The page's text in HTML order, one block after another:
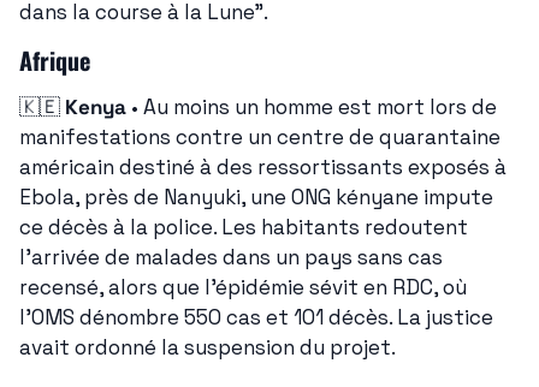
dans la course à la Lune".
Afrique
🇰🇪 Kenya • Au moins un homme est mort lors de
manifestations contre un centre de quarantaine
américain destiné à des ressortissants exposés à
Ebola, près de Nanyuki, une ONG kényane impute
ce décès à la police. Les habitants redoutent
l'arrivée de malades dans un pays sans cas
recensé, alors que l'épidémie sévit en RDC, où
l'OMS dénombre 550 cas et 101 décès. La justice
avait ordonné la suspension du projet.